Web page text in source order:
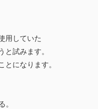
用していた
試みます。
になります。
。